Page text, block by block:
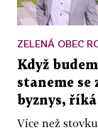
ZELENÁ OBEC
Když
staneme se
byznys,
Více než